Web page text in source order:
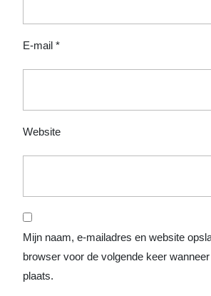
E-mail *
Website
Mijn naam, e-mailadres en website
browser voor de volgende keer
plaats.